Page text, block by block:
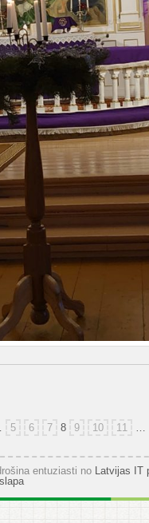
5 6 7 8 9 10 11
entuziasti no Latvijas IT